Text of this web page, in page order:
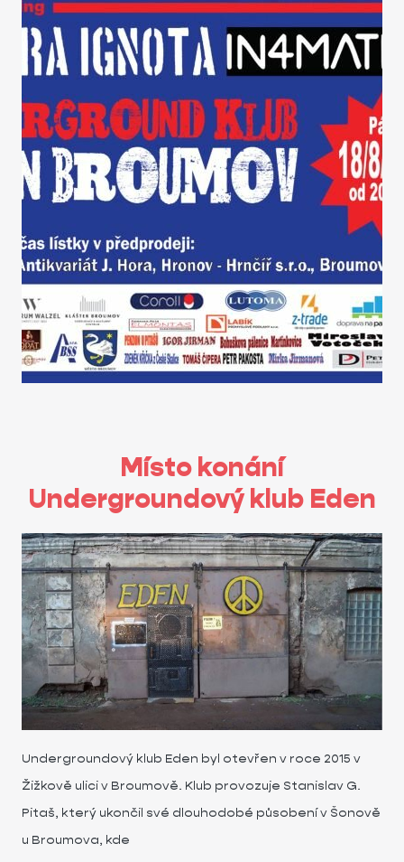
Místo konání
Undergroundový klub Eden
Undergroundový klub Eden byl otevřen v roce 2015 v
Žižkově ulici v Broumově. Klub provozuje Stanislav G.
Pitaš, který ukončil své dlouhodobé působení v Šonově
u Broumova, kde